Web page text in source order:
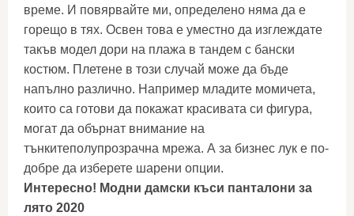
време. И повярвайте ми, определено няма да е
горещо в тях. Освен това е уместно да изглеждате
такъв модел дори на плажа в тандем с бански
костюм. Плетене в този случай може да бъде
напълно различно. Например младите момичета,
които са готови да покажат красивата си фигура,
могат да обърнат внимание на
тънкитеполупрозрачна мрежа. А за бизнес лук е по-
добре да изберете шарени опции.
Интересно! Модни дамски къси панталони за
лято 2020